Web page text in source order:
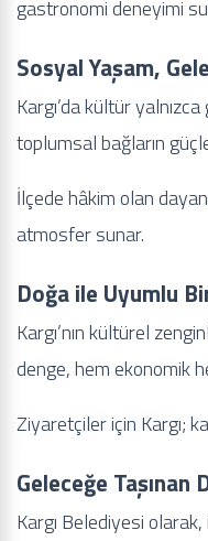
gastronomi deneyimi
Sosyal Yaşam,
Kargı’da kültür
toplumsal bağların
İlçede hâkim olan
atmosfer sunar.
Doğa ile Uyumlu
Kargı’nın kültürel
denge, hem ekonomik
Ziyaretçiler için Kargı;
Geleceğe Taşınan
Kargı Belediyesi